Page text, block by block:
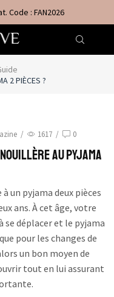
Code : FAN2026
2 PIÈCES ?
/ 1617 / 0
au pyjama
un pyjama deux pièces
ans. À cet âge, votre
déplacer et le pyjama
pour les changes de
un bon moyen de
tout en lui assurant